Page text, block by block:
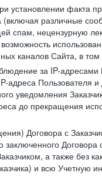
установлении факта
различные
спам, нецензурную
каналов Сайта, в
за IP-
адреса Пользователя
уведомления
до прекращения
Договора с
заключенного
а также без
и всю Учетную